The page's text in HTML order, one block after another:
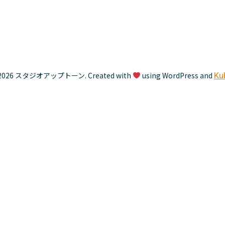
スタジオアップトーン. Created with using WordPress and